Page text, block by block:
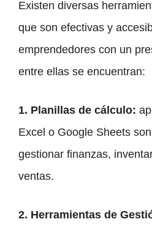
Existen diversas
que son efectivas y
emprendedores con un
entre ellas se encuentran:
1. Planillas de cálculo:
Excel o Google Sheets
gestionar finanzas,
ventas.
2. Herramientas de